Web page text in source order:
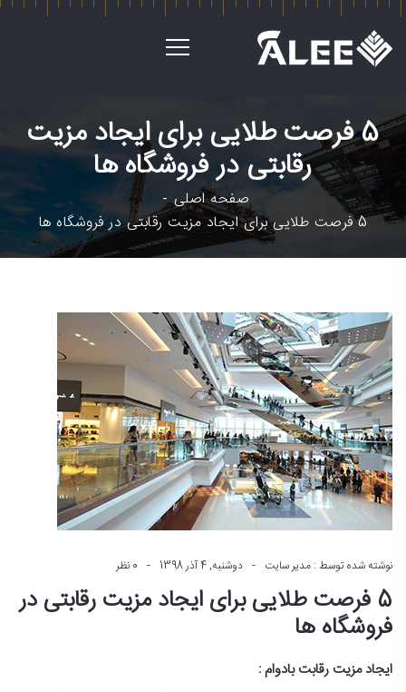
5 فرصت طلایی برای ایجاد مزیت
رقابتی در فروشگاه ها
صفحه اصلی
5 فرصت طلایی برای ایجاد مزیت رقابتی در فروشگاه ها
نوشته شده توسط :مدیر سایت دوشنبه, 4 آذر 1398 0 نظر
5 فرصت طلایی برای ایجاد مزیت رقابتی در
فروشگاه ها
ایجاد مزیت رقابت بادوام :